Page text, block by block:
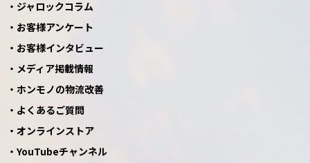
ジャロックコラム
お客様アンケート
お客様インタビュー
メディア掲載情報
ホンモノの物流改善
よくあるご質問
オンラインストア
YouTubeチャンネル